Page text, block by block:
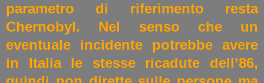
parametro di riferimento resta
Chernobyl. Nel senso che un
eventuale incidente potrebbe avere
in Italia le stesse ricadute dell’86,